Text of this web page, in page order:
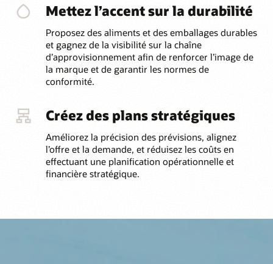
Mettez l’accent sur la durabilité
Proposez des aliments et des emballages durables
et gagnez de la visibilité sur la chaîne
d’approvisionnement afin de renforcer l’image de
la marque et de garantir les normes de
conformité.
Créez des plans stratégiques
Améliorez la précision des prévisions, alignez
l’offre et la demande, et réduisez les coûts en
effectuant une planification opérationnelle et
financière stratégique.